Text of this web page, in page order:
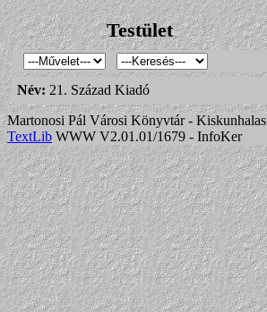
Testület
Név: 21. Század Kiadó
Martonosi Pál Városi Könyvtár - Kiskunhalas
TextLib WWW V2.01.01/1679 - InfoKer